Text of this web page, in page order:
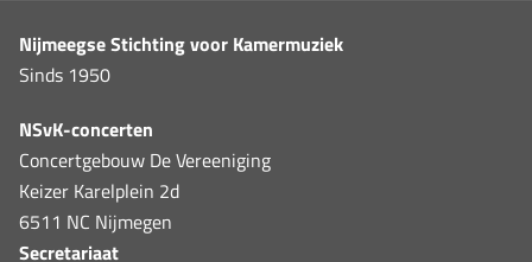
Nijmeegse Stichting voor Kamermuziek
Sinds 1950
NSvK-concerten
Concertgebouw De Vereeniging
Keizer Karelplein 2d
6511 NC Nijmegen
Secretariaat